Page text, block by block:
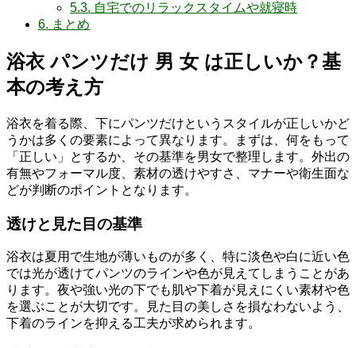
5.3. 自宅でのリラックスタイムや就寝時
6. まとめ
浴衣 パンツだけ 男 女 は正しいか？基
本の考え方
浴衣を着る際、下にパンツだけというスタイルが正しいかど
うかは多くの要素によって異なります。まずは、何をもって
「正しい」とするか、その基準を男女で整理します。外出の
有無やフォーマル度、素材の透けやすさ、マナーや衛生面な
どが判断のポイントとなります。
透けと見た目の基準
浴衣は夏用で生地が薄いものが多く、特に淡色や白に近い色
では光が透けてパンツのラインや色が見えてしまうことがあ
ります。夜や強い光の下でも肌や下着が見えにくい素材や色
を選ぶことが大切です。見た目の美しさを損なわないよう、
下着のラインを抑える工夫が求められます。